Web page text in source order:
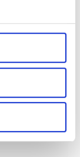
personlige
de skal
tilbake ditt
hk-nytt.no
for å
vi tilby
privat
og